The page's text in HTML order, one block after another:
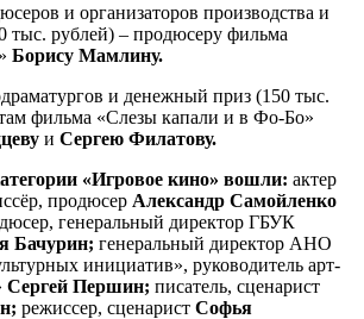
и организаторов производства и
тыс. рублей) – продюсеру фильма
Борису Мамлину.
и денежный приз (150 тыс.
фильма «Слезы капали и в Фо-Бо»
и Сергею Филатову.
«Игровое кино» вошли: актер
продюсер Александр Самойленко
генеральный директор ГБУК
Бачурин; генеральный директор АНО
инициатив», руководитель арт-
Сергей Першин; писатель, сценарист
режиссер, сценарист Софья